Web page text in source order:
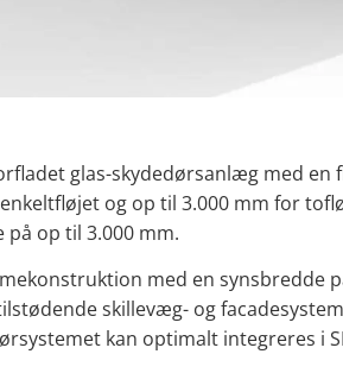
glas-skydedørsanlæg med en
og op til 3.000 mm for
på op til 3.000 mm.
med en synsbredde
skillevæg- og
kan optimalt integreres i